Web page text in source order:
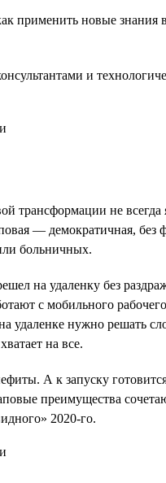
применить новые знания
и
трансформации не всегда
— демократичная, без
больничных.
на удаленку без
с мобильного
удаленке нужно решать
на все.
А к запуску
преимущества
2020-го.